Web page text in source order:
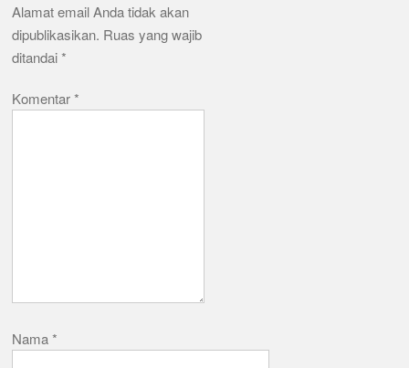
Alamat email Anda tidak akan
dipublikasikan. Ruas yang wajib
ditandai*
Komentar*
Nama*